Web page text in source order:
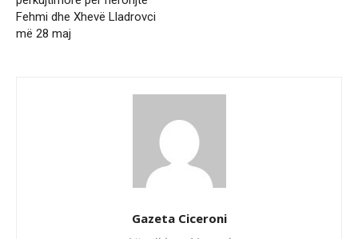
Fehmi dhe Xhevë Lladrovci
më 28 maj
Gazeta Ciceroni